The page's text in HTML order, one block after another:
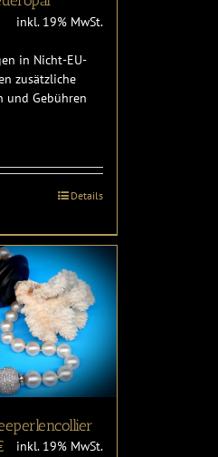
inkl. 19% MwSt.
in Nicht-EU-
zusätzliche
und Gebühren
Details
inkl. 19% MwSt.